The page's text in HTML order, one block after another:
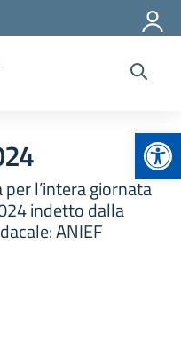
l’intera giornata
indetto dalla
ANIEF